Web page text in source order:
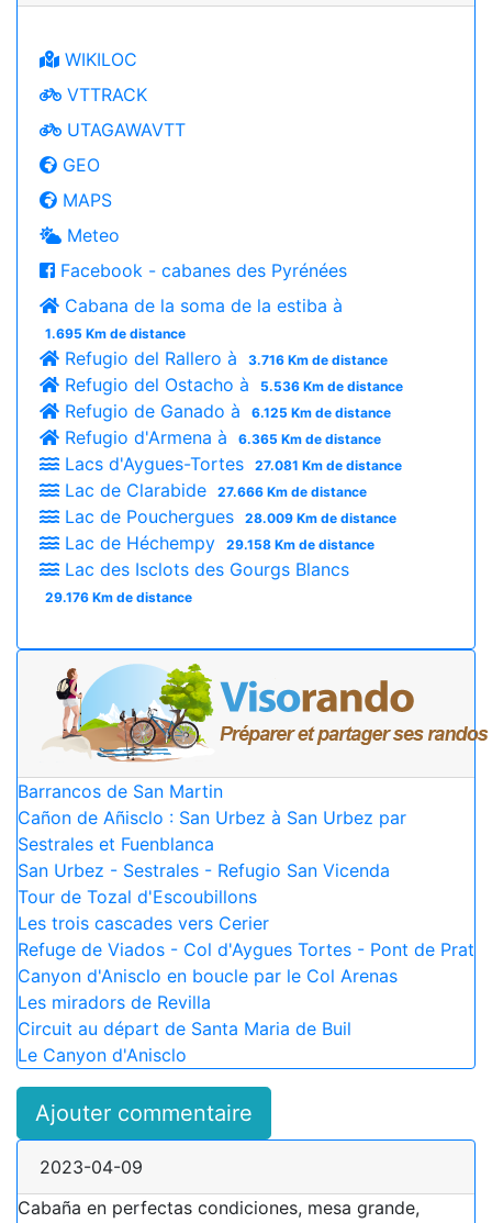
WIKILOC
VTTRACK
UTAGAWAVTT
GEO
MAPS
Meteo
Facebook - cabanes des Pyrénées
Cabana de la soma de la estiba à
1.695 Km de distance
Refugio del Rallero à 3.716 Km de distance
Refugio del Ostacho à 5.536 Km de distance
Refugio de Ganado à 6.125 Km de distance
Refugio d'Armena à 6.365 Km de distance
Lacs d'Aygues-Tortes 27.081 Km de distance
Lac de Clarabide 27.666 Km de distance
Lac de Pouchergues 28.009 Km de distance
Lac de Héchempy 29.158 Km de distance
Lac des Isclots des Gourgs Blancs
29.176 Km de distance
Barrancos de San Martin
Cañon de Añisclo : San Urbez à San Urbez par
Sestrales et Fuenblanca
San Urbez - Sestrales - Refugio San Vicenda
Tour de Tozal d'Escoubillons
Les trois cascades vers Cerier
Refuge de Viados - Col d'Aygues Tortes - Pont de Prat
Canyon d'Anisclo en boucle par le Col Arenas
Les miradors de Revilla
Circuit au départ de Santa Maria de Buil
Le Canyon d'Anisclo
Ajouter commentaire
2023-04-09
Cabaña en perfectas condiciones, mesa grande,